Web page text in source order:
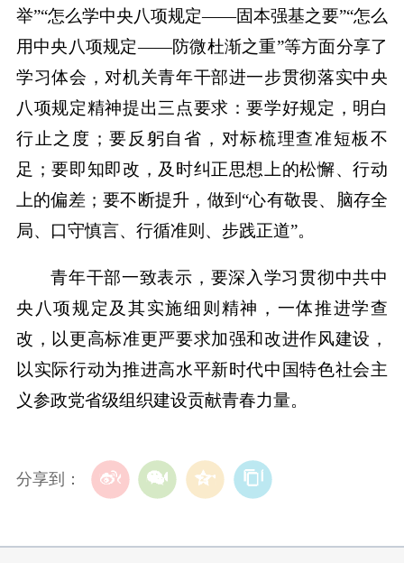
举”“怎么学中央八项规定——固本强基之要”“怎么
用中央八项规定——防微杜渐之重”等方面分享了
学习体会，对机关青年干部进一步贯彻落实中央
八项规定精神提出三点要求：要学好规定，明白
行止之度；要反躬自省，对标梳理查准短板不
足；要即知即改，及时纠正思想上的松懈、行动
上的偏差；要不断提升，做到“心有敬畏、脑存全
局、口守慎言、行循准则、步践正道”。
青年干部一致表示，要深入学习贯彻中共中
央八项规定及其实施细则精神，一体推进学查
改，以更高标准更严要求加强和改进作风建设，
以实际行动为推进高水平新时代中国特色社会主
义参政党省级组织建设贡献青春力量。
分享到：